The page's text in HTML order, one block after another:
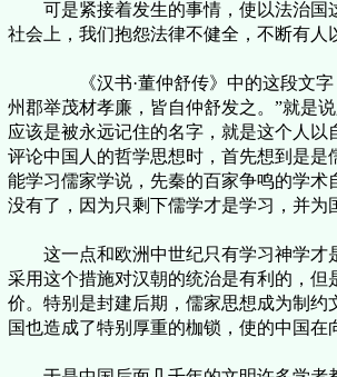
可是紧接着发生的事情，使以法治国
社会上，我们抱怨法律不健全，不断有人
《汉书·董仲舒传》中的这段文字：“
州郡举茂材孝廉，皆自仲舒发之。”就是
应该是被永远记住的名字，就是这个人
评论中国人的哲学思想时，首先想到是
能学习儒家学说，先秦的百家争鸣的学
没有了，因为只剩下儒学才是学习，并为
这一点和欧洲中世纪只有学习神学才
采用这个措施对汉朝的统治是有利的，
价。特别是封建后期，儒家思想成为制
国也造成了特别厚重的枷锁，使的中国在